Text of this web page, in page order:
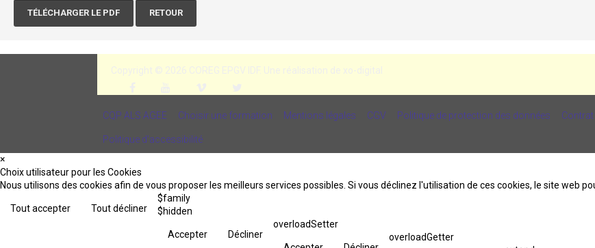
TÉLÉCHARGER LE PDF RETOUR
CQP ALS AGEE Choisir une formation Mentions légales CGV Politique de protection des données
Politique d’accessibilité
×
Choix utilisateur pour les Cookies
Nous utilisons des cookies afin de vous proposer les meilleurs services possibles. Si vous déclinez l'utilisation de ces cookies, le site web
Tout accepter Tout décliner
$family
$hidden
Accepter Décliner
overloadSetter
overloadGetter